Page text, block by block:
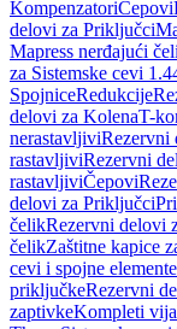
KompenzatoriČepovi
delovi za Priključci
Mapress nerđajući
za Sistemske cevi
SpojniceRedukcije
delovi za KolenaT-
nerastavljiviRezervni
rastavljiviRezervni
rastavljiviČepovi
delovi za Priključci
čelikRezervni delovi
čelikZaštitne kapice
cevi i spojne elemente
priključkeRezervni
zaptivkeKompleti